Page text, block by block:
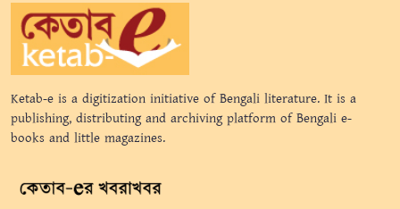
Ketab-e is a digitization initiative of Bengali literature. It is a
publishing, distributing and archiving platform of Bengali e-
books and little magazines.